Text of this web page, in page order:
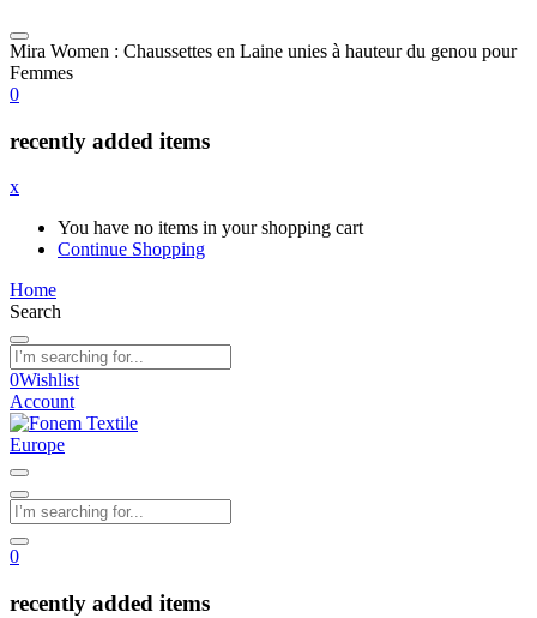
Mira Women : Chaussettes en Laine unies à hauteur du genou pour
Femmes
0
recently added items
x
You have no items in your shopping cart
Continue Shopping
Home
Search
0Wishlist
Account
0
recently added items